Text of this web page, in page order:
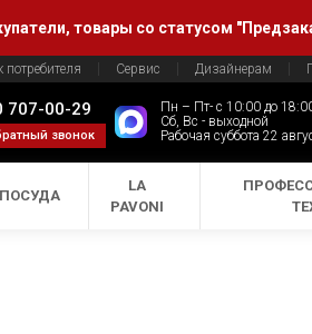
товары со статусом
потребителя Сервис Дизайнерам
707-00-29
звонок
Пн – Пт- с 10:00 до
Сб, Вс - выходной
Рабочая суббота 22
ПОСУДА
LA
PAVONI